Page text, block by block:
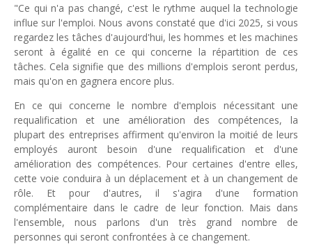
"Ce qui n'a pas changé, c'est le rythme auquel la technologie
influe sur l'emploi. Nous avons constaté que d'ici 2025, si vous
regardez les tâches d'aujourd'hui, les hommes et les machines
seront à égalité en ce qui concerne la répartition de ces
tâches. Cela signifie que des millions d'emplois seront perdus,
mais qu'on en gagnera encore plus.
En ce qui concerne le nombre d'emplois nécessitant une
requalification et une amélioration des compétences, la
plupart des entreprises affirment qu'environ la moitié de leurs
employés auront besoin d'une requalification et d'une
amélioration des compétences. Pour certaines d'entre elles,
cette voie conduira à un déplacement et à un changement de
rôle. Et pour d'autres, il s'agira d'une formation
complémentaire dans le cadre de leur fonction. Mais dans
l'ensemble, nous parlons d'un très grand nombre de
personnes qui seront confrontées à ce changement.